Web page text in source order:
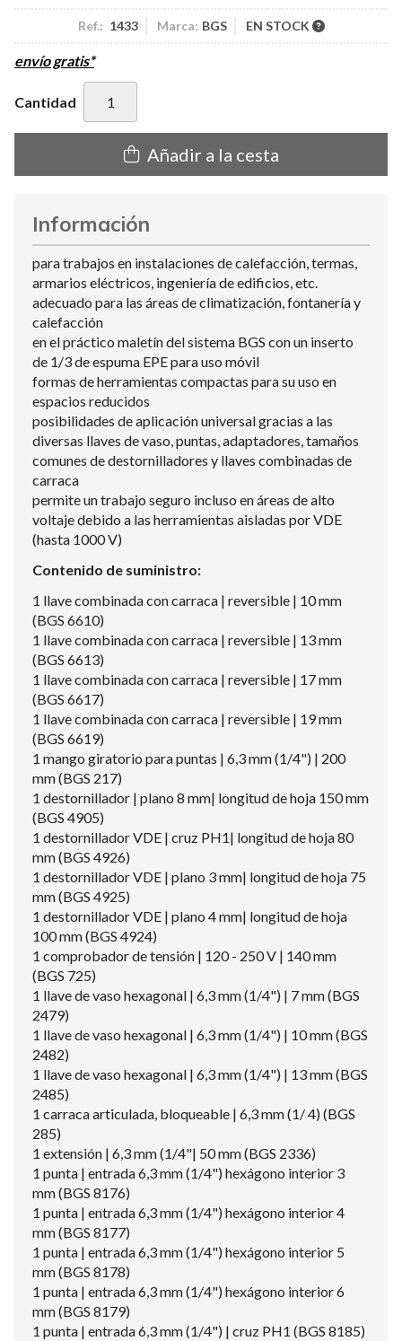
Ref.: 1433 Marca: BGS EN STOCK
envío gratis*
Cantidad
Añadir a la cesta
Información
para trabajos en instalaciones de calefacción, termas,
armarios eléctricos, ingeniería de edificios, etc.
adecuado para las áreas de climatización, fontanería y
calefacción
en el práctico maletín del sistema BGS con un inserto
de 1/3 de espuma EPE para uso móvil
formas de herramientas compactas para su uso en
espacios reducidos
posibilidades de aplicación universal gracias a las
diversas llaves de vaso, puntas, adaptadores, tamaños
comunes de destornilladores y llaves combinadas de
carraca
permite un trabajo seguro incluso en áreas de alto
voltaje debido a las herramientas aisladas por VDE
(hasta 1000 V)
Contenido de suministro:
1 llave combinada con carraca | reversible | 10 mm
(BGS 6610)
1 llave combinada con carraca | reversible | 13 mm
(BGS 6613)
1 llave combinada con carraca | reversible | 17 mm
(BGS 6617)
1 llave combinada con carraca | reversible | 19 mm
(BGS 6619)
1 mango giratorio para puntas | 6,3 mm (1/4") | 200
mm (BGS 217)
1 destornillador | plano 8 mm| longitud de hoja 150 mm
(BGS 4905)
1 destornillador VDE | cruz PH1| longitud de hoja 80
mm (BGS 4926)
1 destornillador VDE | plano 3 mm| longitud de hoja 75
mm (BGS 4925)
1 destornillador VDE | plano 4 mm| longitud de hoja
100 mm (BGS 4924)
1 comprobador de tensión | 120 - 250 V | 140 mm
(BGS 725)
1 llave de vaso hexagonal | 6,3 mm (1/4") | 7 mm (BGS
2479)
1 llave de vaso hexagonal | 6,3 mm (1/4") | 10 mm (BGS
2482)
1 llave de vaso hexagonal | 6,3 mm (1/4") | 13 mm (BGS
2485)
1 carraca articulada, bloqueable | 6,3 mm (1/ 4) (BGS
285)
1 extensión | 6,3 mm (1/4"| 50 mm (BGS 2336)
1 punta | entrada 6,3 mm (1/4") hexágono interior 3
mm (BGS 8176)
1 punta | entrada 6,3 mm (1/4") hexágono interior 4
mm (BGS 8177)
1 punta | entrada 6,3 mm (1/4") hexágono interior 5
mm (BGS 8178)
1 punta | entrada 6,3 mm (1/4") hexágono interior 6
mm (BGS 8179)
1 punta | entrada 6,3 mm (1/4") | cruz PH1 (BGS 8185)